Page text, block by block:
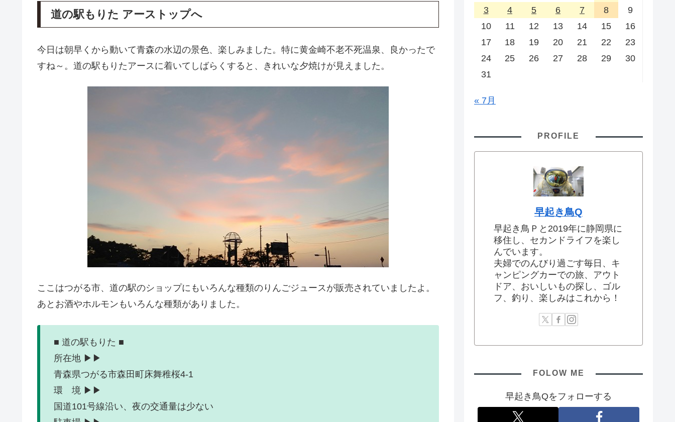
道の駅もりた アーストップへ
今日は朝早くから動いて青森の水辺の景色、楽しみました。特に黄金崎不老不死温泉、良かったで
すね～。道の駅もりたアースに着いてしばらくすると、きれいな夕焼けが見えました。
ここはつがる市、道の駅のショップにもいろんな種類のりんごジュースが販売されていましたよ。
あとお酒やホルモンもいろんな種類がありました。
■ 道の駅もりた ■
所在地 ▶▶
青森県つがる市森田町床舞稚桜4-1
環 境 ▶▶
国道101号線沿い、夜の交通量は少ない
3
4 5 6 7 8
9
10
11 12 13 14 15
16
17
18 19 20 21 22
23
24
25 26 27 28 29
30
31
« 7月
PROFILE
早起き鳥Q
早起き鳥Ｐと2019年に静岡県に
移住し、セカンドライフを楽し
んでいます。
夫婦でのんびり過ごす毎日、キ
ャンピングカーでの旅、アウト
ドア、おいしいもの探し、ゴル
フ、釣り、楽しみはこれから！
FOLOW ME
早起き鳥Qをフォローする